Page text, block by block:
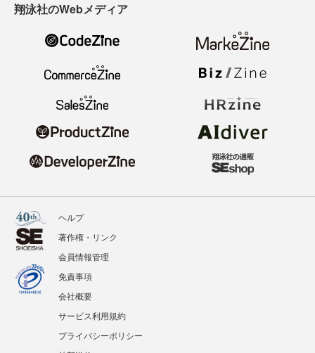
翔泳社のWebメディア
ヘルプ
著作権・リンク
会員情報管理
免責事項
会社概要
サービス利用規約
プライバシーポリシー